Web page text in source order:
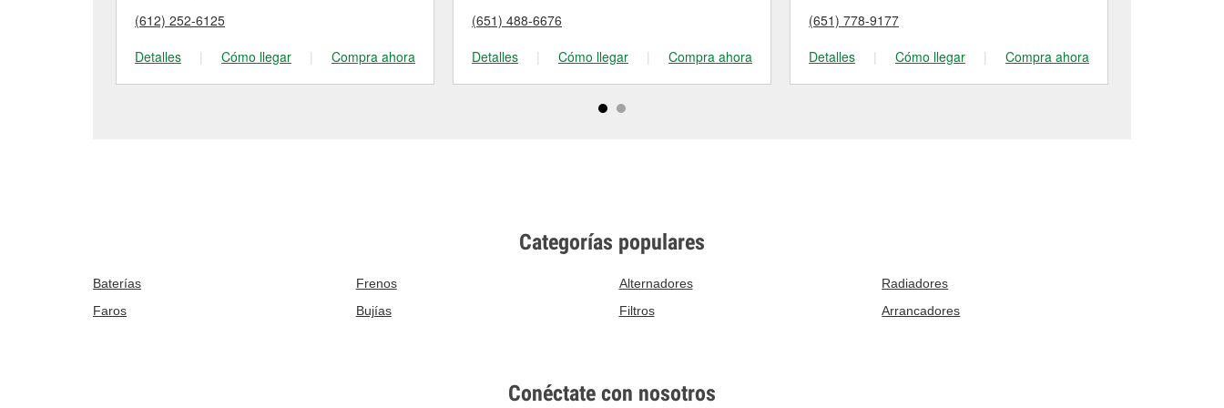
(612) 252-6125
Detalles
| Cómo llegar | Compra ahora
(651) 488-6676
Detalles
| Cómo llegar | Compra ahora
(651) 778-9177
Detalles
| Cómo llegar | Compra ahora
Categorías populares
Baterías Frenos Alternadores
Radiadores
Faros
Bujías Filtros Arrancadores
Conéctate con nosotros